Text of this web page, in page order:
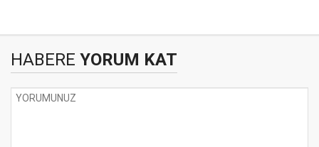
HABERE YORUM KAT